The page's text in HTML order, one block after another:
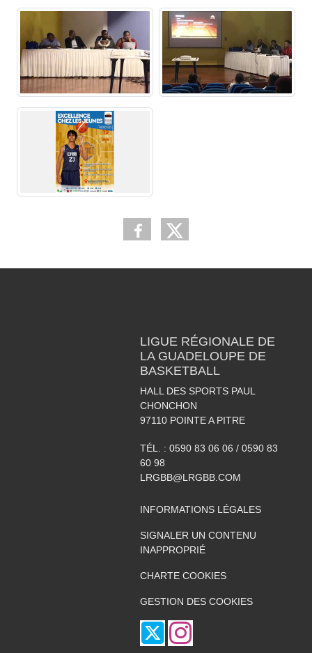
LIGUE RÉGIONALE DE
LA GUADELOUPE DE
BASKETBALL
HALL DES SPORTS PAUL
CHONCHON
97110 POINTE A PITRE
TÉL. : 0590 83 06 06 / 0590 83
60 98
LRGBB@LRGBB.COM
INFORMATIONS LÉGALES
SIGNALER UN CONTENU
INAPPROPRIÉ
CHARTE COOKIES
GESTION DES COOKIES